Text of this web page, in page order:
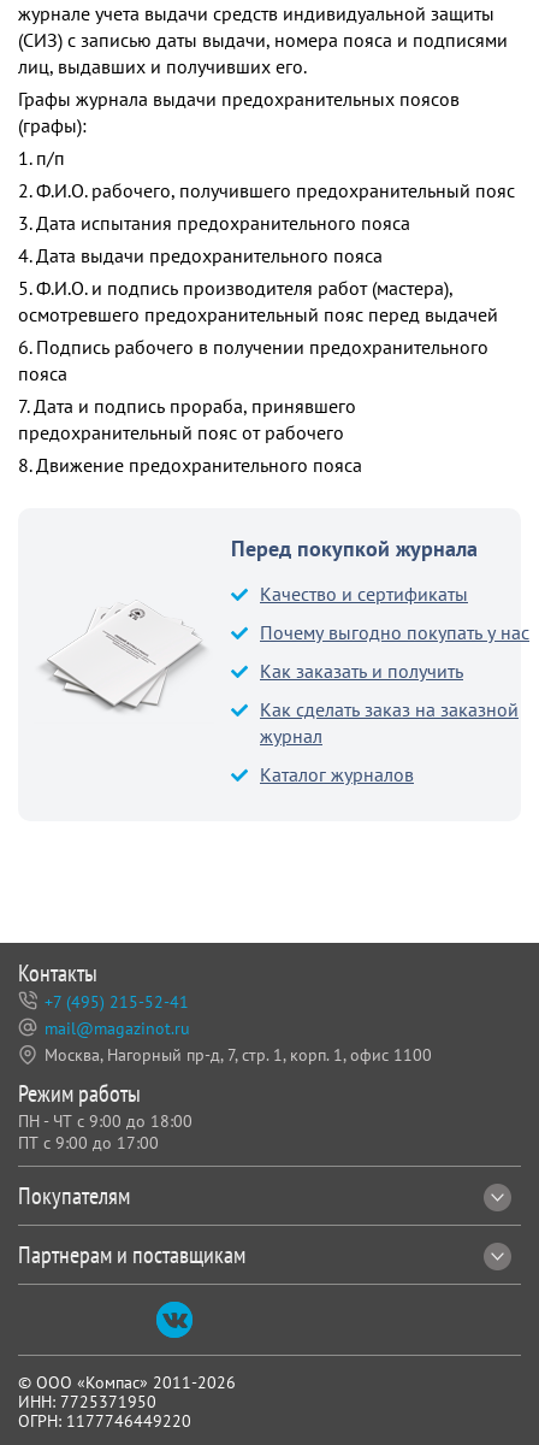
журнале учета выдачи средств индивидуальной защиты
(СИЗ) с записью даты выдачи, номера пояса и подписями
лиц, выдавших и получивших его.
Графы журнала выдачи предохранительных поясов
(графы):
1. п/п
2. Ф.И.О. рабочего, получившего предохранительный пояс
3. Дата испытания предохранительного пояса
4. Дата выдачи предохранительного пояса
5. Ф.И.О. и подпись производителя работ (мастера),
осмотревшего предохранительный пояс перед выдачей
6. Подпись рабочего в получении предохранительного
пояса
7. Дата и подпись прораба, принявшего
предохранительный пояс от рабочего
8. Движение предохранительного пояса
Перед покупкой журнала
Качество и сертификаты
Почему выгодно покупать у нас
Как заказать и получить
Как сделать заказ на заказной
журнал
Каталог журналов
© ООО «Компас» 2011-2026
ИНН: 7725371950
ОГРН: 1177746449220
Покупателям
Партнерам и поставщикам
Контакты
+7 (495) 215-52-41
mail@magazinot.ru
Москва, Нагорный пр-д, 7, стр. 1, корп. 1, офис 1100
Режим работы
ПН - ЧТ с 9:00 до 18:00
ПТ с 9:00 до 17:00